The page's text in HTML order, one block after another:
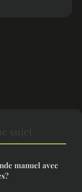
manuel avec